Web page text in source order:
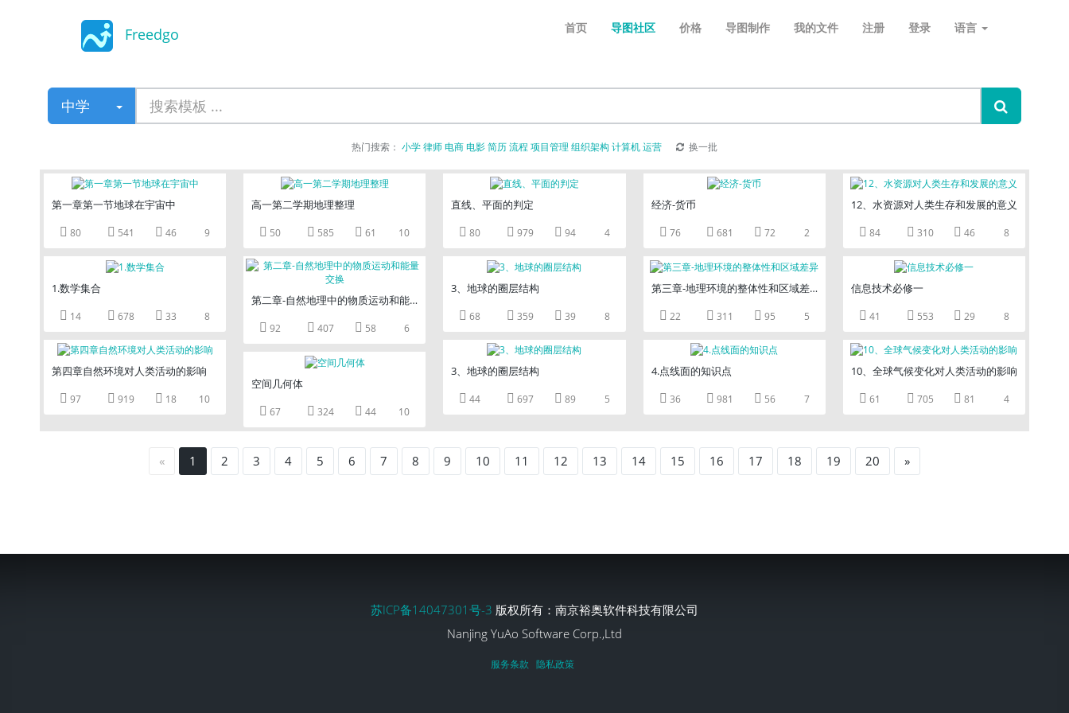
Freedgo 首页 导图社区 价格 导图制作 我的文件 注册 登录 语言
中学
热门搜索： 小学律师电商电影简历流程 项目管理 组织架构 计算机运营 换一批
第一章第一节地球在宇宙中
 80  541  46 9
1.数学集合
 14  678  33 8
第四章自然环境对人类活动的影响
 97  919  18 10
高一第二学期地理整理
 50  585  61 10
第二章-自然地理中的物质运动和能量交换
 92  407  58 6
空间几何体
 67  324  44 10
直线、平面的判定
 80  979  94 4
3、地球的圈层结构
 68  359  39 8
3、地球的圈层结构
 44  697  89 5
经济-货币
 76  681  72 2
第三章-地理环境的整体性和区域差异
 22  311  95 5
4.点线面的知识点
 36  981  56 7
12、水资源对人类生存和发展的意义
 84  310  46 8
信息技术必修一
 41  553  29 8
10、全球气候变化对人类活动的影响
 61  705  81 4
« 1 2 3 4 5 6 7 8 9 10 11 12 13 14 15 16 17 18 19 20 »
苏ICP备14047301号-3 版权所有：南京裕奥软件科技有限公司
Nanjing YuAo Software Corp.,Ltd
服务条款 隐私政策